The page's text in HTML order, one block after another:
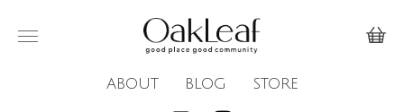
ABOUT BLOG STORE